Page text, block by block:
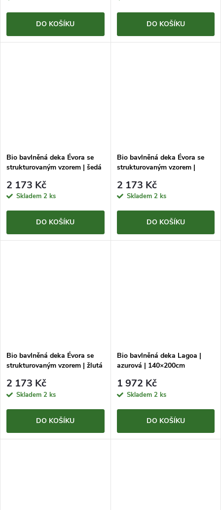
DO KOŠÍKU DO KOŠÍKU
Bio bavlněná deka Évora se
strukturovaným vzorem | šedá
2 173 Kč
Skladem 2 ks
DO KOŠÍKU
Bio bavlněná deka Évora se
strukturovaným vzorem |
2 173 Kč
Skladem 2 ks
DO KOŠÍKU
Bio bavlněná deka Évora se
strukturovaným vzorem | žlutá
2 173 Kč
Skladem 2 ks
DO KOŠÍKU
Bio bavlněná deka Lagoa |
azurová | 140×200cm
1 972 Kč
Skladem 2 ks
DO KOŠÍKU